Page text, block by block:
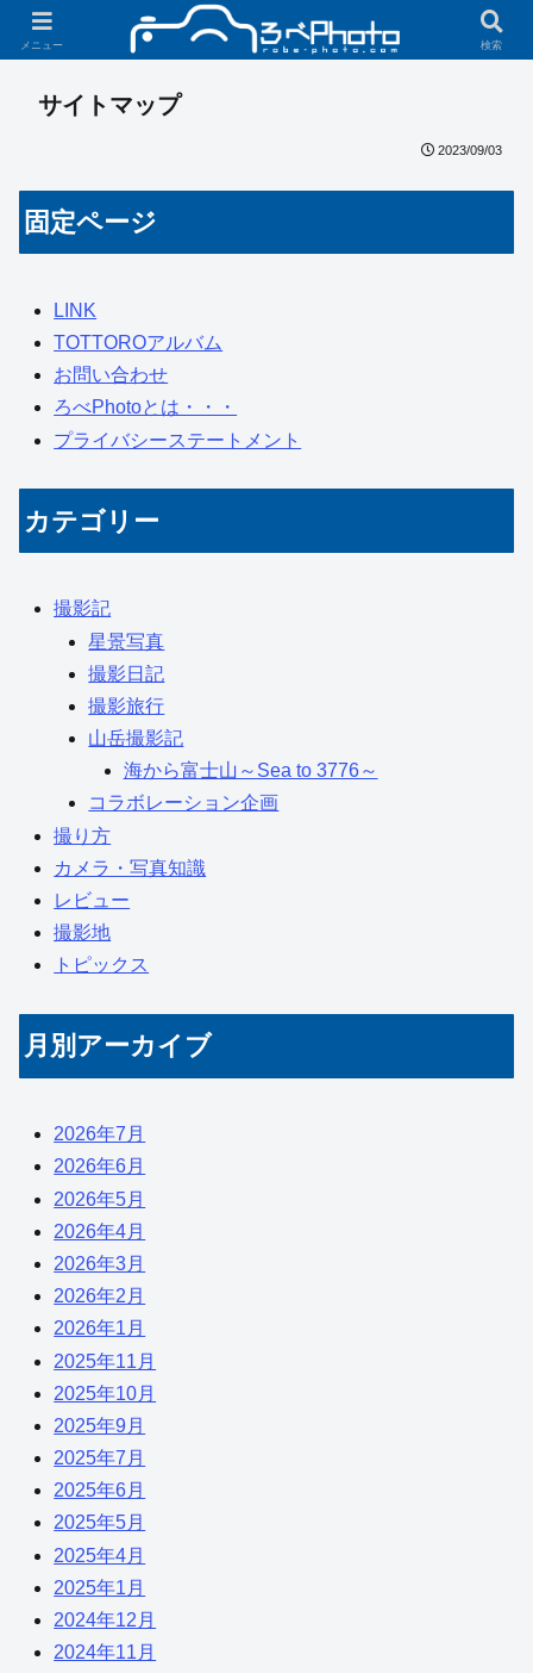
ホーム サイトマップ
サイトマップ
2023/09/03
固定ページ
LINK
TOTTOROアルバム
お問い合わせ
ろべPhotoとは・・・
プライバシーステートメント
カテゴリー
撮影記
星景写真
撮影日記
撮影旅行
山岳撮影記
海から富士山～Sea to 3776～
コラボレーション企画
撮り方
カメラ・写真知識
レビュー
撮影地
トピックス
月別アーカイブ
2026年7月
2026年6月
2026年5月
2026年4月
2026年3月
2026年2月
2026年1月
2025年11月
2025年10月
2025年9月
2025年7月
2025年6月
2025年5月
2025年4月
2025年1月
2024年12月
2024年11月
メニュー 検索